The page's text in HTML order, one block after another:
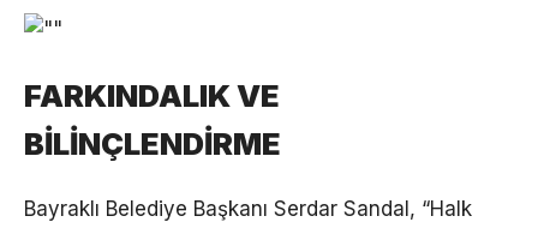
FARKINDALIK VE
BİLİNÇLENDİRME
Bayraklı Belediye Başkanı Serdar Sandal, “Halk